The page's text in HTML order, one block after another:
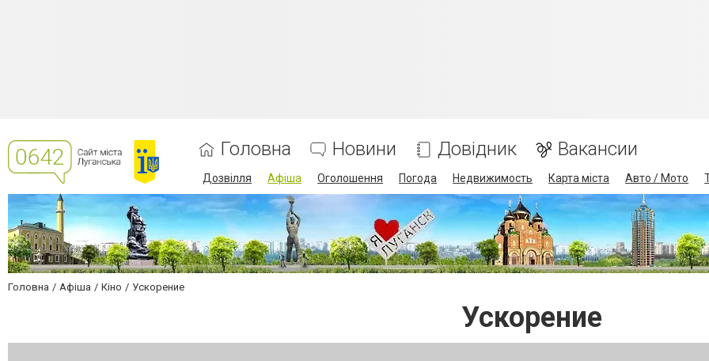
Головна Новини Довідник Вакансии
Дозвілля Афіша Оголошення Погода Недвижимость Карта міста Авто / Мото
Головна Афіша Кіно Ускорение
Ускорение